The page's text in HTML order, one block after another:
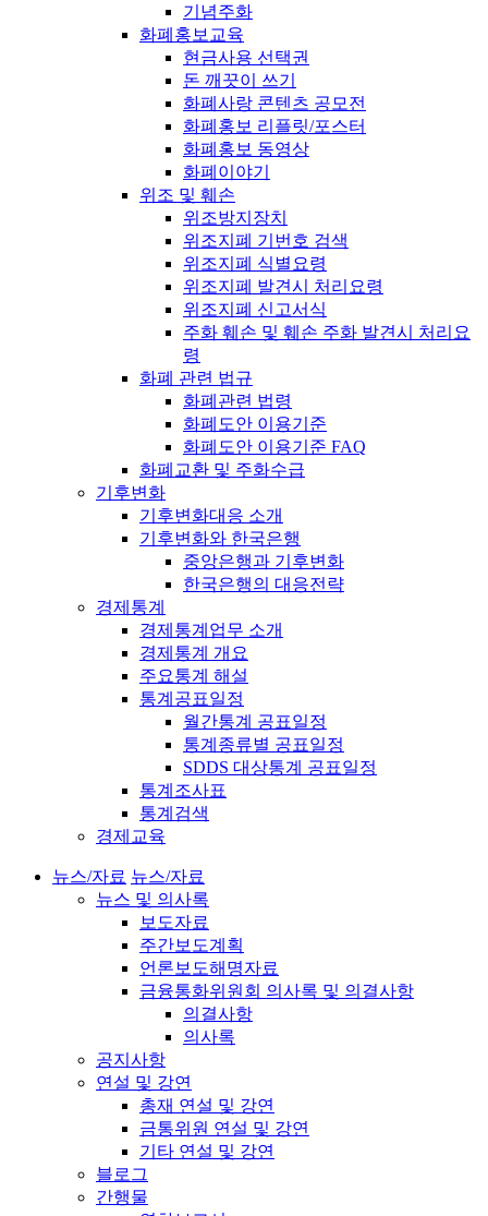
기념주화
화폐홍보교육
현금사용 선택권
돈 깨끗이 쓰기
화폐사랑 콘텐츠 공모전
화폐홍보 리플릿/포스터
화폐홍보 동영상
화폐이야기
위조 및 훼손
위조방지장치
위조지폐 기번호 검색
위조지폐 식별요령
위조지폐 발견시 처리요령
위조지폐 신고서식
주화 훼손 및 훼손 주화 발견시 처리요
령
화폐 관련 법규
화폐관련 법령
화폐도안 이용기준
화폐도안 이용기준 FAQ
화폐교환 및 주화수급
기후변화
기후변화대응 소개
기후변화와 한국은행
중앙은행과 기후변화
한국은행의 대응전략
경제통계
경제통계업무 소개
경제통계 개요
주요통계 해설
통계공표일정
월간통계 공표일정
통계종류별 공표일정
SDDS 대상통계 공표일정
통계조사표
통계검색
경제교육
뉴스/자료 뉴스/자료
뉴스 및 의사록
보도자료
주간보도계획
언론보도해명자료
금융통화위원회 의사록 및 의결사항
의결사항
의사록
공지사항
연설 및 강연
총재 연설 및 강연
금통위원 연설 및 강연
기타 연설 및 강연
블로그
간행물